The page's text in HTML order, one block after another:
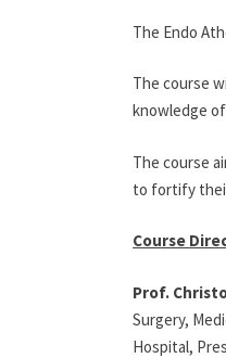
The Endo
The course
knowledge
The course
to fortify
Course
Prof.
Surgery,
Hospital,